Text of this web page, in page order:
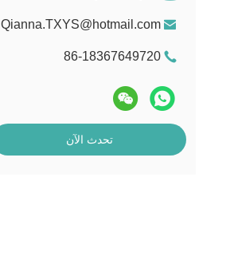
Qianna.TXYS@hotmail.com
86-18367649720
تحدث الآن